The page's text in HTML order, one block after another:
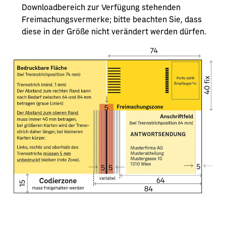
Downloadbereich zur Verfügung stehenden
Freimachungsvermerke; bitte beachten Sie, dass
diese in der Größe nicht verändert werden dürfen.